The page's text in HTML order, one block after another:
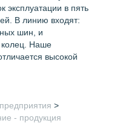
эксплуатации в пять
В линию входят:
шин, и
колец. Наше
высокой
>
- продукция